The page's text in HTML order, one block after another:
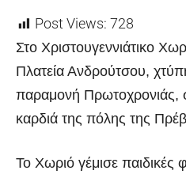
Post Views: 728
Στο Χριστουγεννιάτικο
Πλατεία Ανδρούτσου,
παραμονή Πρωτοχρονιάς,
καρδιά της πόλης της
Το Χωριό γέμισε